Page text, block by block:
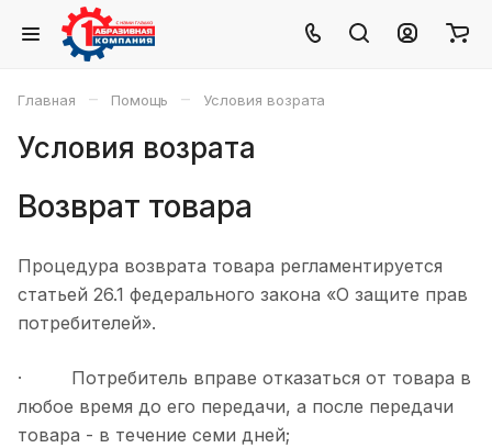
Главная – Помощь – Условия возрата
Условия возрата
Возврат товара
Процедура возврата товара регламентируется
статьей 26.1 федерального закона «О защите прав
потребителей».
· Потребитель вправе отказаться от товара в
любое время до его передачи, а после передачи
товара - в течение семи дней;